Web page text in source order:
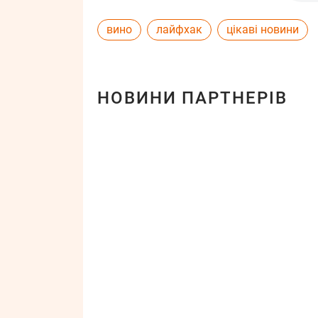
вино лайфхак цікаві новини
НОВИНИ ПАРТНЕРІВ